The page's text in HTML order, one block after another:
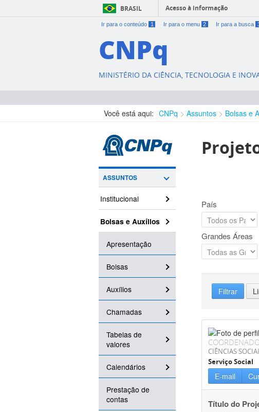
BRASIL Acesso à informação
Ir para o conteúdo 1 Ir para o menu 2 Ir para a busca
CNPq
MINISTÉRIO DA CIÊNCIA, TECNOLOGIA E
Você está aqui: CNPq Assuntos Bolsas e
ASSUNTOS
Institucional
Bolsas e Auxílios
Apresentação
Bolsas
Auxílios
Chamadas
Tabelas de
valores
Calendários
Prestação de
contas
País
Grandes Áreas
Filtrar
CIÊNCIAS
Serviço Social
E-mail
Título do